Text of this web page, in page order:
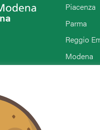
Piacenza
Parma
Reggio
Modena